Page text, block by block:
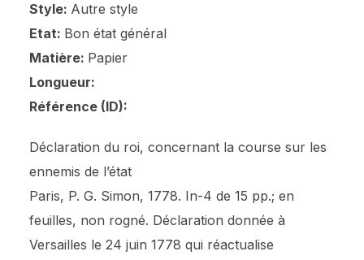
Style: Autre style
Etat: Bon état général
Matière: Papier
Longueur:
Référence (ID):
Déclaration du roi, concernant la course sur les
ennemis de l’état
Paris, P. G. Simon, 1778. In-4 de 15 pp.; en
feuilles, non rogné. Déclaration donnée à
Versailles le 24 juin 1778 qui réactualise